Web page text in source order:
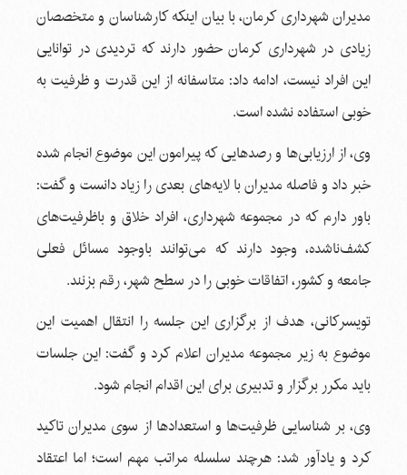
مدیران شهرداری کرمان، با بیان اینکه کارشناسان و متخصصان
زیادی در شهرداری کرمان حضور دارند که تردیدی در توانایی
این افراد نیست، ادامه داد: متاسفانه از این قدرت و ظرفیت به
خوبی استفاده نشده است.
وی، از ارزیابی‌ها و رصدهایی که پیرامون این موضوع انجام شده
خبر داد و فاصله مدیران با لایه‌های بعدی را زیاد دانست و گفت:
باور دارم که در مجموعه شهرداری، افراد خلاق و باظرفیت‌های
کشف‌ناشده، وجود دارند که می‌توانند باوجود مسائل فعلی
جامعه و کشور، اتفاقات خوبی را در سطح شهر، رقم بزنند.
تویسرکانی، هدف از برگزاری این جلسه را انتقال اهمیت این
موضوع به زیر مجموعه مدیران اعلام کرد و گفت: این جلسات
باید مکرر برگزار و تدبیری برای این اقدام انجام شود.
وی، بر شناسایی ظرفیت‌ها و استعدادها از سوی مدیران تاکید
کرد و یادآور شد: هرچند سلسله مراتب مهم است؛ اما اعتقاد